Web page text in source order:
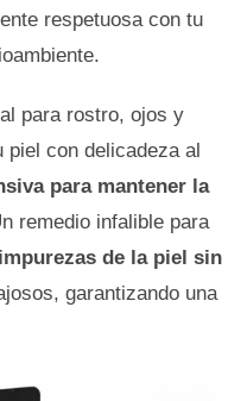
respetuosa con tu
para rostro, ojos y
piel con delicadeza al
para mantener la
remedio infalible para
de la piel sin
garantizando una